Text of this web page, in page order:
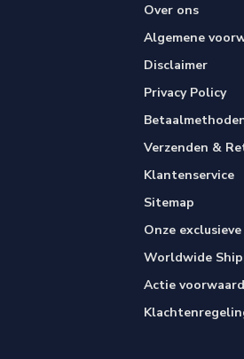
Over ons
Algemene
Disclaimer
Privacy Policy
Verzenden &
Klantenservice
Sitemap
Onze
Worldwide
Actie